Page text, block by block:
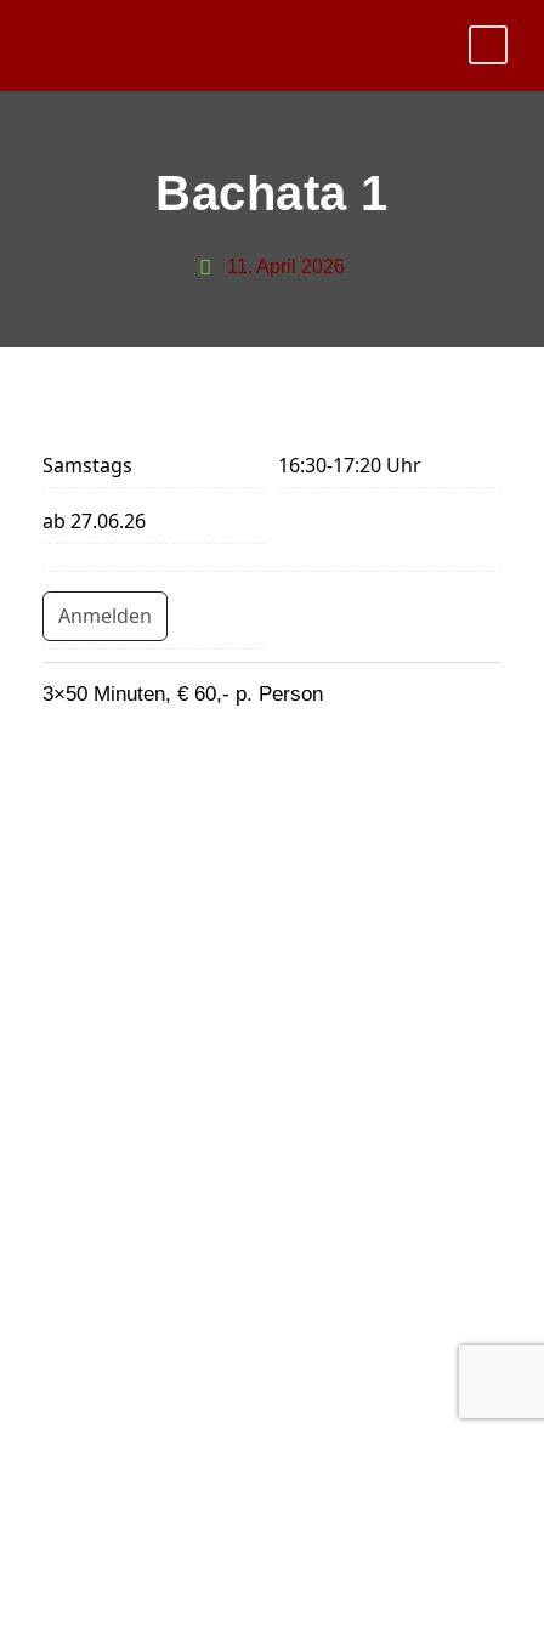
Bachata 1
11. April 2026
Samstags 16:30-17:20 Uhr
ab 27.06.26
Anmelden
3×50 Minuten, € 60,- p. Person